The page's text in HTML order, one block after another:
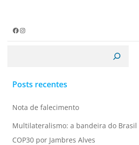
Facebook
Instagram
Posts recentes
Nota de falecimento
Multilateralismo: a bandeira do Brasil
COP30 por Jambres Alves